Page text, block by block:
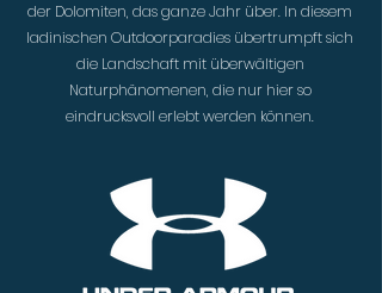
der Dolomiten, das ganze Jahr über. In diesem
ladinischen Outdoorparadies übertrumpft sich
die Landschaft mit überwältigen
Naturphänomenen, die nur hier so
eindrucksvoll erlebt werden können.